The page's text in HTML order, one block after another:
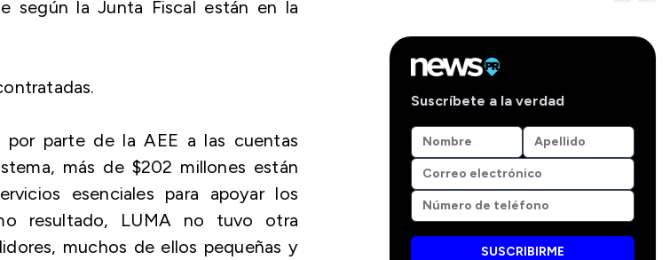
según la Junta Fiscal están en la
parte de la AEE a las cuentas
más de $202 millones están
esenciales para apoyar los
resultado, LUMA no tuvo otra
muchos de ellos pequeñas y
Suscríbete a la verdad
SUSCRIBIRME